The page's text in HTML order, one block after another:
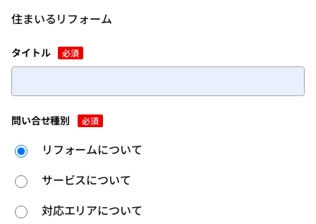
住まいるリフォーム
タイトル 必須
問い合せ種別 必須
リフォームについて
サービスについて
対応エリアについて